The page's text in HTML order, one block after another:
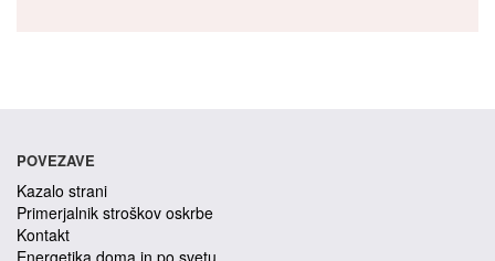
POVEZAVE
Kazalo strani
Primerjalnik stroškov oskrbe
Kontakt
Energetika doma in po svetu